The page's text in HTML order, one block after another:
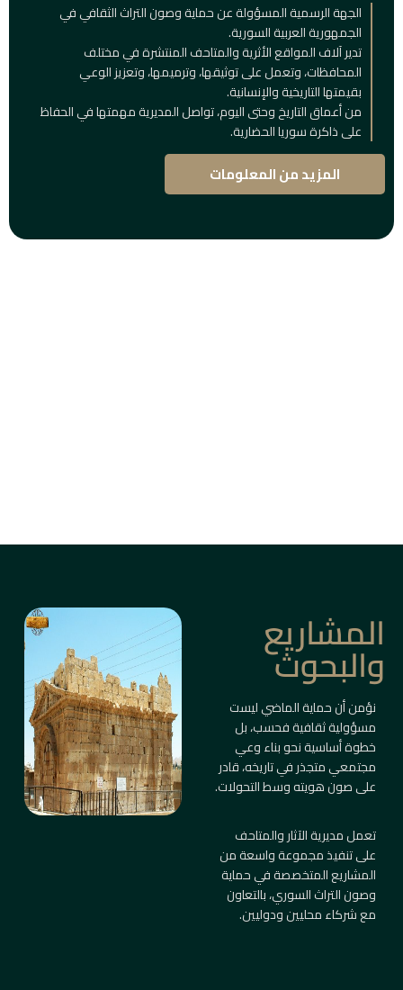
الجهة الرسمية المسؤولة عن حماية وصون التراث الثقافي في
الجمهورية العربية السورية.
تدير آلاف المواقع الأثرية والمتاحف المنتشرة في مختلف
المحافظات، وتعمل على توثيقها، وترميمها، وتعزيز الوعي
بقيمتها التاريخية والإنسانية.
من أعماق التاريخ وحتى اليوم، تواصل المديرية مهمتها في الحفاظ
على ذاكرة سوريا الحضارية.
المزيد من المعلومات
المشاريع
والبحوث
نؤمن أن حماية الماضي ليست
مسؤولية ثقافية فحسب، بل
خطوة أساسية نحو بناء وعي
مجتمعي متجذر في تاريخه، قادر
على صون هويته وسط التحولات.
تعمل مديرية الآثار والمتاحف
على تنفيذ مجموعة واسعة من
المشاريع المتخصصة في حماية
وصون التراث السوري، بالتعاون
مع شركاء محليين ودوليين.